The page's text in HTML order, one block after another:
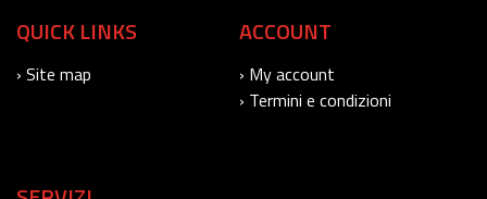
QUICK LINKS
› Site map
ACCOUNT
› My account
› Termini e condizioni